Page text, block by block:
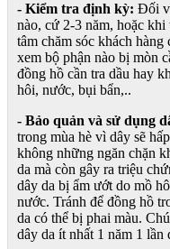
- Kiểm tra định kỳ: Đối
nào, cứ 2-3 năm, hoặc khi
tâm chăm sóc khách
xem bộ phận nào bị mòn
đồng hồ cần tra dầu hay
hôi, nước, bụi bẩn,..
- Bảo quản và sử dụng
trong mùa hè vì dây sẽ
không những ngăn chặn
da mà còn gây ra triệu
dây da bị ẩm ướt do mồ
nước. Tránh để đồng hồ
da có thể bị phai màu.
dây da ít nhất 1 năm 1 lần